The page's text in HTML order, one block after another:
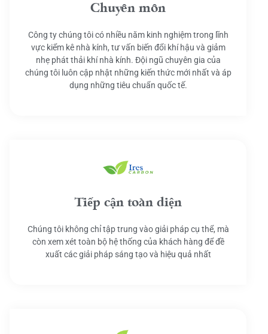
Chuyên môn
Công ty chúng tôi có nhiều năm kinh nghiệm trong lĩnh
vực kiểm kê nhà kính, tư vấn biến đổi khí hậu và giảm
nhẹ phát thải khí nhà kính. Đội ngũ chuyên gia của
chúng tôi luôn cập nhật những kiến thức mới nhất và áp
dụng những tiêu chuẩn quốc tế.
Tiếp cận toàn diện
Chúng tôi không chỉ tập trung vào giải pháp cụ thể, mà
còn xem xét toàn bộ hệ thống của khách hàng để đề
xuất các giải pháp sáng tạo và hiệu quả nhất